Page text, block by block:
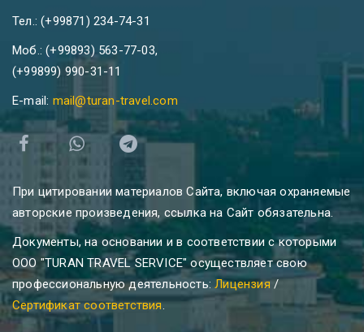
Тел.: (+99871) 234-74-31
Моб.: (+99893) 563-77-03,
(+99899) 990-31-11
E-mail: mail@turan-travel.com
При цитировании материалов Сайта, включая охраняемые
авторские произведения, ссылка на Сайт обязательна.
Документы, на основании и в соответствии с которыми
ООО "TURAN TRAVEL SERVICE" осуществляет свою
профессиональную деятельность:Лицензия/
Сертификат соответствия.